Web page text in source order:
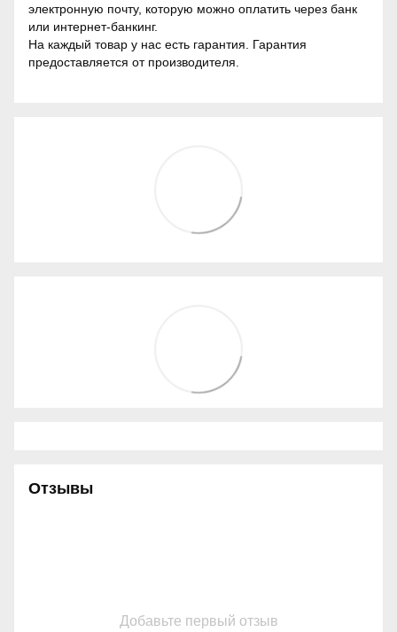
электронную почту, которую можно оплатить через банк
или интернет-банкинг.
На каждый товар у нас есть гарантия. Гарантия
предоставляется от производителя.
Отзывы
Добавьте первый отзыв